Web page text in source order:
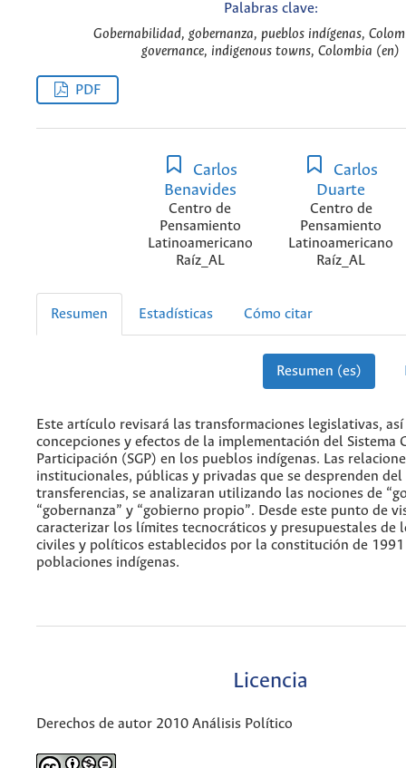
Palabras clave:
Gobernabilidad, gobernanza, pueblos indígenas,
governance, indigenous towns, Colombia (en)
PDF
Carlos
Benavides
Centro de
Pensamiento
Latinoamericano
Raíz_AL
Carlos
Duarte
Centro de
Pensamiento
Latinoamericano
Raíz_AL
Resumen Estadísticas Cómo citar
Resumen (es)
Este artículo revisará las transformaciones legislativas,
concepciones y efectos de la implementación del Sistema
Participación (SGP) en los pueblos indígenas. Las
institucionales, públicas y privadas que se desprenden del
transferencias, se analizaran utilizando las nociones de
“gobernanza” y “gobierno propio”. Desde este punto de
caracterizar los límites tecnocráticos y presupuestales de
civiles y políticos establecidos por la constitución de
poblaciones indígenas.
Licencia
Derechos de autor 2010 Análisis Político